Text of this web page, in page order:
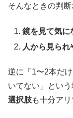
そんなときの判
鏡を見て気に
人から見ら
逆に「1〜2本だ
いてない」という
選択肢も十分アリ